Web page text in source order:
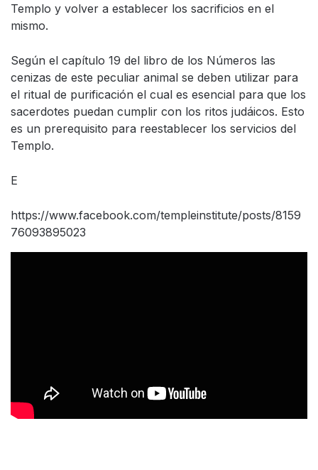
Templo y volver a establecer los sacrificios en el
mismo.
Según el capítulo 19 del libro de los Números las
cenizas de este peculiar animal se deben utilizar para
el ritual de purificación el cual es esencial para que los
sacerdotes puedan cumplir con los ritos judáicos. Esto
es un prerequisito para reestablecer los servicios del
Templo.
E
https://www.facebook.com/templeinstitute/posts/8159
76093895023